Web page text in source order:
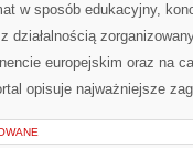
w sposób edukacyjny,
działalnością
europejskim oraz na
opisuje najważniejsze